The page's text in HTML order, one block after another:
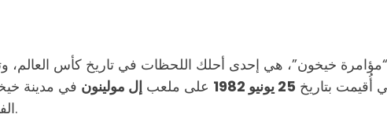
خيخون”، هي إحدى أحلك اللحظات في تاريخ كأس العالم،
أُقيمت بتاريخ 25 يونيو 1982 على ملعب إل مولينون في مدينة
الفيفا، وأثار موجة غضب عالمي، لا سيما من الجماهير الجزائرية والعربية.